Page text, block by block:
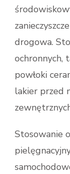
drogowa.
ochronnych,
powłoki
lakier przed
Stosowanie